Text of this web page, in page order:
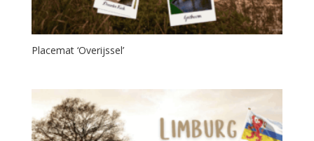
Placemat ‘Overijssel’